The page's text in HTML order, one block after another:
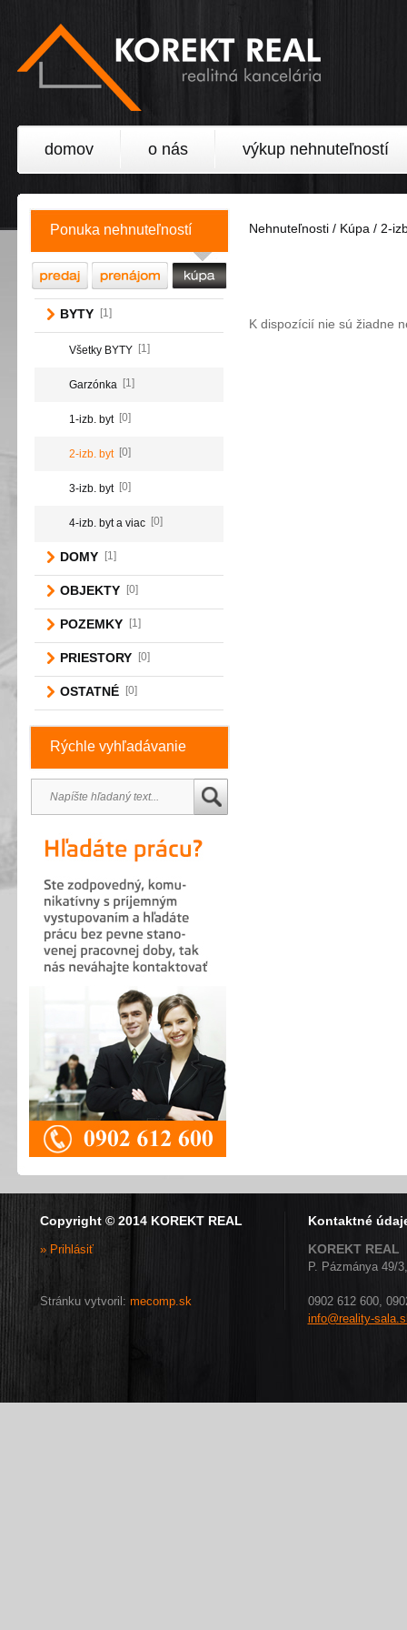
domov o nás výkup nehnuteľností
Ponuka nehnuteľností
BYTY [1]
Všetky BYTY [1]
Garzónka [1]
1-izb. byt [0]
2-izb. byt [0]
3-izb. byt [0]
4-izb. byt a viac [0]
DOMY [1]
OBJEKTY [0]
POZEMKY [1]
PRIESTORY [0]
OSTATNÉ [0]
Rýchle vyhľadávanie
Nehnuteľnosti / Kúpa / 2-
K dispozícií nie sú žiadne
Copyright © 2014 KOREKT REAL
» Prihlásiť
Stránku vytvoril: mecomp.sk
Kontaktné
KOREKT REAL
P. Pázmánya 49/
0902 612 600,
info@reality-